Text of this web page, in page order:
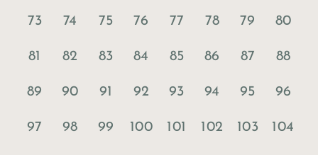
73 74 75 76 77 78 79 80
81 82 83 84 85 86 87 88
89 90 91 92 93 94 95 96
97 98 99 100 101 102 103 104